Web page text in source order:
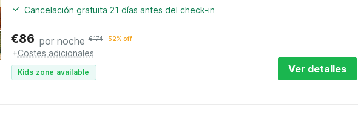
Cancelación gratuita 21 días antes del check-in
€86 por noche €174 52% off
+Costes adicionales
Kids zone available Ver detalles